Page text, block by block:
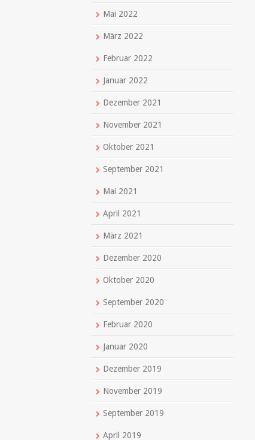
Mai 2022
März 2022
Februar 2022
Januar 2022
Dezember 2021
November 2021
Oktober 2021
September 2021
Mai 2021
April 2021
März 2021
Dezember 2020
Oktober 2020
September 2020
Februar 2020
Januar 2020
Dezember 2019
November 2019
September 2019
April 2019